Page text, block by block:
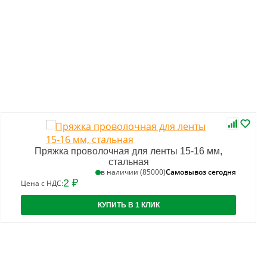
Пряжка проволочная для ленты 15-16 мм,
стальная
в наличии (85000)Самовывоз сегодня
Цена с НДС:2 ₽
КУПИТЬ В 1 КЛИК